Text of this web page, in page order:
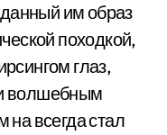
им образ
походкой,
глаз,
волшебным
на всегда стал